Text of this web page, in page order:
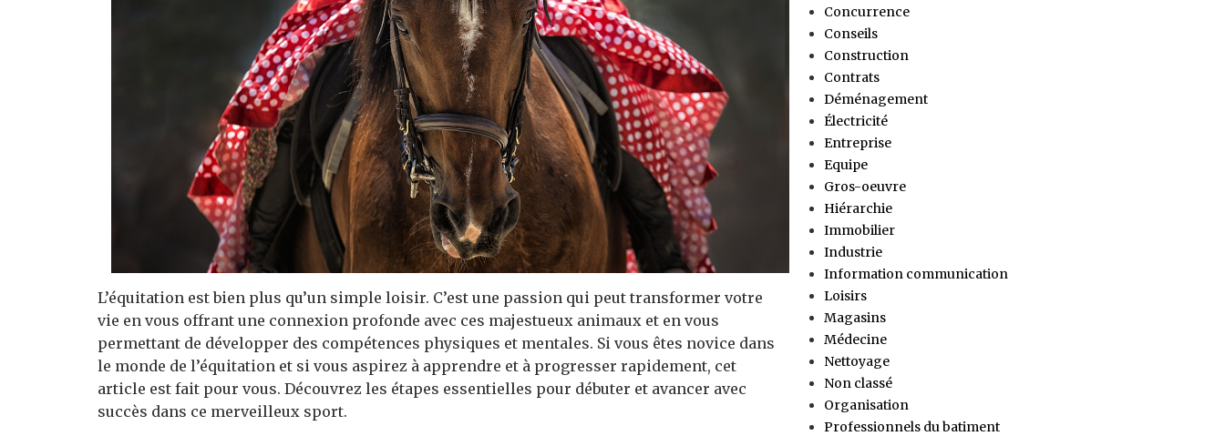
L’équitation est bien plus qu’un simple loisir. C’est une passion qui peut transformer votre
vie en vous offrant une connexion profonde avec ces majestueux animaux et en vous
permettant de développer des compétences physiques et mentales. Si vous êtes novice dans
le monde de l’équitation et si vous aspirez à apprendre et à progresser rapidement, cet
article est fait pour vous. Découvrez les étapes essentielles pour débuter et avancer avec
succès dans ce merveilleux sport.
Concurrence
Conseils
Construction
Contrats
Déménagement
Électricité
Entreprise
Equipe
Gros-oeuvre
Hiérarchie
Immobilier
Industrie
Information communication
Loisirs
Magasins
Médecine
Nettoyage
Non classé
Organisation
Professionnels du batiment